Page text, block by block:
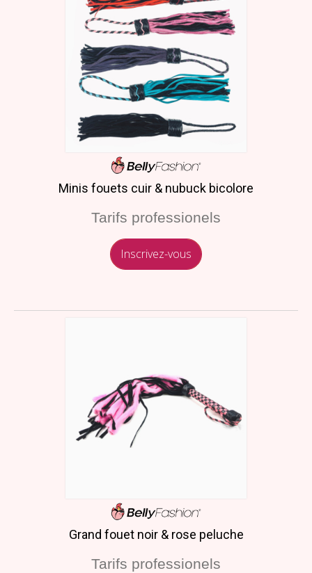
Minis fouets cuir & nubuck bicolore
Tarifs professionels
Inscrivez-vous
Grand fouet noir & rose peluche
Tarifs professionels